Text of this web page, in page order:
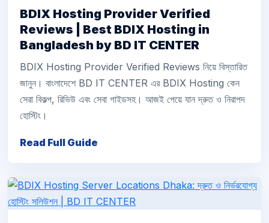
BDIX Hosting Provider Verified
Reviews | Best BDIX Hosting in
Bangladesh by BD IT CENTER
BDIX Hosting Provider Verified Reviews নিয়ে বিস্তারিত
জানুন। বাংলাদেশে BD IT CENTER এর BDIX Hosting কেন
সেরা বিকল্প, রিভিউ এবং সেবা গাইডসহ। আজই পেয়ে যান দ্রুত ও নিরাপদ
হোস্টিং।
Read Full Guide